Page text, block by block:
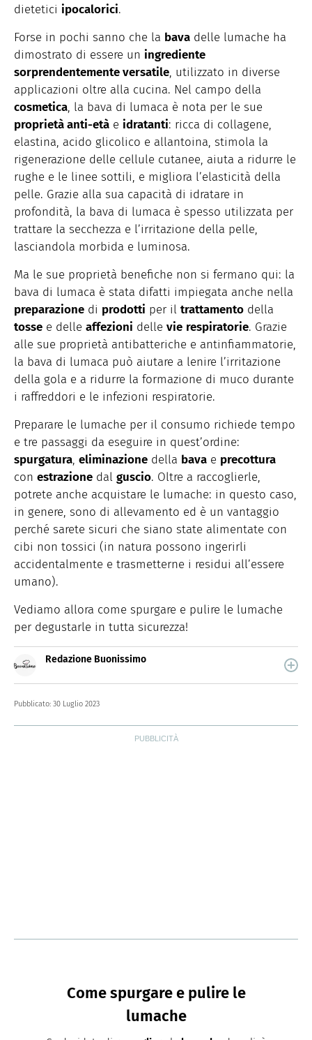
dietetici ipocalorici.
Forse in pochi sanno che la bava delle lumache ha
dimostrato di essere un ingrediente
sorprendentemente versatile, utilizzato in diverse
applicazioni oltre alla cucina. Nel campo della
cosmetica, la bava di lumaca è nota per le sue
proprietà anti-età e idratanti: ricca di collagene,
elastina, acido glicolico e allantoina, stimola la
rigenerazione delle cellule cutanee, aiuta a ridurre le
rughe e le linee sottili, e migliora l’elasticità della
pelle. Grazie alla sua capacità di idratare in
profondità, la bava di lumaca è spesso utilizzata per
trattare la secchezza e l’irritazione della pelle,
lasciandola morbida e luminosa.
Ma le sue proprietà benefiche non si fermano qui: la
bava di lumaca è stata difatti impiegata anche nella
preparazione di prodotti per il trattamento della
tosse e delle affezioni delle vie respiratorie. Grazie
alle sue proprietà antibatteriche e antinfiammatorie,
la bava di lumaca può aiutare a lenire l’irritazione
della gola e a ridurre la formazione di muco durante
i raffreddori e le infezioni respiratorie.
Preparare le lumache per il consumo richiede tempo
e tre passaggi da eseguire in quest’ordine:
spurgatura, eliminazione della bava e precottura
con estrazione dal guscio. Oltre a raccoglierle,
potrete anche acquistare le lumache: in questo caso,
in genere, sono di allevamento ed è un vantaggio
perché sarete sicuri che siano state alimentate con
cibi non tossici (in natura possono ingerirli
accidentalmente e trasmetterne i residui all’essere
umano).
Vediamo allora come spurgare e pulire le lumache
per degustarle in tutta sicurezza!
Redazione Buonissimo
quale trovi idee veloci, facili e spiegate passo passo.
Pubblicato: 30 Luglio 2023
Come spurgare e pulire le
lumache